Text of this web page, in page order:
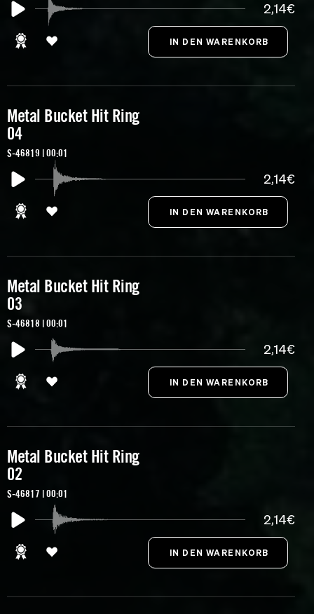
2,14€
Metal Bucket Hit Ring
04
S-46819 | 00:01
2,14€
Metal Bucket Hit Ring
03
S-46818 | 00:01
2,14€
Metal Bucket Hit Ring
02
S-46817 | 00:01
2,14€